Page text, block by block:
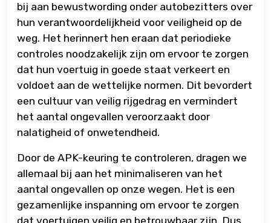
bij aan bewustwording onder autobezitters over
hun verantwoordelijkheid voor veiligheid op de
weg. Het herinnert hen eraan dat periodieke
controles noodzakelijk zijn om ervoor te zorgen
dat hun voertuig in goede staat verkeert en
voldoet aan de wettelijke normen. Dit bevordert
een cultuur van veilig rijgedrag en vermindert
het aantal ongevallen veroorzaakt door
nalatigheid of onwetendheid.
Door de APK-keuring te controleren, dragen we
allemaal bij aan het minimaliseren van het
aantal ongevallen op onze wegen. Het is een
gezamenlijke inspanning om ervoor te zorgen
dat voertuigen veilig en betrouwbaar zijn. Dus